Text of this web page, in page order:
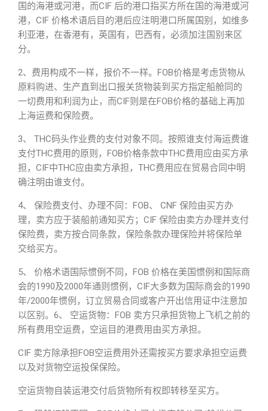
国的海港或河港，而CIF 后的港口指买方所在国的海港或河
港，CIF 价格术语后目的港后应注明港口所属国别，如维多
利亚港，在香港有，英国有，巴西有，必须加注国别来区
分。
2、费用构成不一样，报价不一样。FOB价格是考虑货物从
原料购进、生产直到出口报关货物装到买方指定船舱同的
一切费用和利润为止，而CIF则是在FOB价格的基础上再加
上海运费和保险费。
3、 THC码头作业费的支付对象不同。按照谁支付海运费谁
支付THC费用的原则，FOB价格条款中THC费用应由买方承
担，CIF中THC应由卖方承担，THC费用应在贸易合同中明
确注明由谁支付。
4、 保险费支付、办理不同：FOB、 CNF 保险由买方办
理，卖方应于装船前通知买方；CIF 保险由卖方办理并支付
保险费，卖方按合同条款，保险条款办理保险并将保险单
交给买方。
5、 价格术语国际惯例不同，FOB 价格在美国惯例和国际商
会的1990及2000年通则惯例，CIF大多数为国际商会的1990
年/2000年惯例，订立贸易合同或客户开出信用证中注意加
以区别。6、 空运货物：FOB 卖方只承担货物上飞机之前的
所有费用空运费，空运目的港费用由买方承担。
CIF 卖方除承担FOB空运费用外还需按买方要求承担空运费
以及对货物空运投保保险。
空运货物自装运港交付后货物所有权即转移至买方。